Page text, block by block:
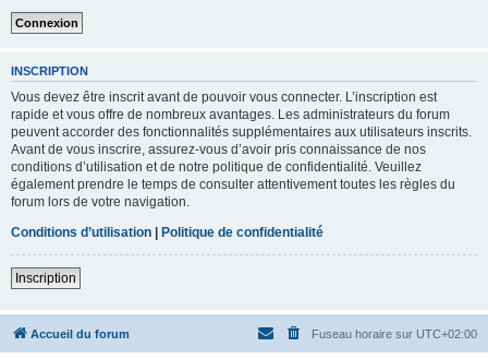
INSCRIPTION
Vous devez être inscrit avant de pouvoir vous connecter. L’inscription est
rapide et vous offre de nombreux avantages. Les administrateurs du forum
peuvent accorder des fonctionnalités supplémentaires aux utilisateurs inscrits.
Avant de vous inscrire, assurez-vous d’avoir pris connaissance de nos
conditions d’utilisation et de notre politique de confidentialité. Veuillez
également prendre le temps de consulter attentivement toutes les règles du
forum lors de votre navigation.
Conditions d’utilisation | Politique de confidentialité
Inscription
Accueil du forum Fuseau horaire sur UTC+02:00